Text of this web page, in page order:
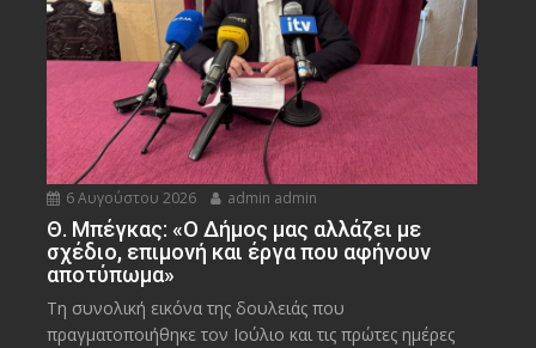
6 Αυγούστου 2026 admin admin
Θ. Μπέγκας: «Ο Δήμος μας αλλάζει με
σχέδιο, επιμονή και έργα που αφήνουν
αποτύπωμα»
Τη συνολική εικόνα της δουλειάς που
πραγματοποιήθηκε τον Ιούλιο και τις πρώτες ημέρες